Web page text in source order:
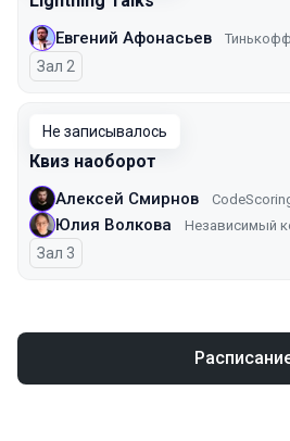
Евгений Афонасьев Тинькофф
Зал 2
Не записывалось
Квиз наоборот
Алексей Смирнов
Юлия Волкова Независимый
Зал 3